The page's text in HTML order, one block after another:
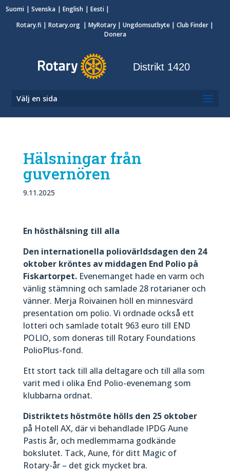
Suomi Svenska English
Eesti
Rotary.fi | Rotary.org | MyRotary | Ungdomsutbyte | Club Finder |
Donera
Distrikt 1420
Välj en sida
Hälsningar från
guvernören
9.11.2025
En hösthälsning till alla
Den internationella poliovärldsdagen den 24
oktober kröntes av middagen End Polio på
Fiskartorpet. Evenemanget hade en varm och
vänlig stämning och samlade 28 rotarianer och
vänner. Merja Roivainen höll en minnesvärd
presentation om polio. Vi ordnade också ett
lotteri och samlade totalt 963 euro till END
POLIO, som doneras till Rotary Foundations
PolioPlus-fond.
Ett stort tack till alla deltagare och till alla som
varit med i olika End Polio-evenemang som
klubbarna ordnat.
Distriktets höstmöte hölls den 25 oktober
på Hotell AX, där vi behandlade IPDG Aune
Pastis år, och medlemmarna godkände
bokslutet. Tack, Aune, för ditt Magic of
Rotary-år – det gick mycket bra.